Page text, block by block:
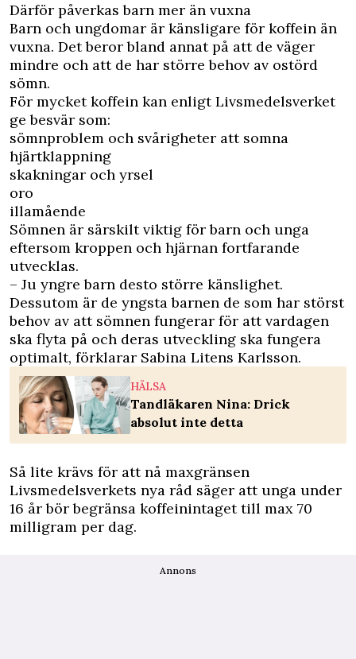
Därför påverkas barn mer än vuxna
Barn och ungdomar är känsligare för koffein än
vuxna. Det beror bland annat på att de väger
mindre och att de har större behov av ostörd
sömn.
För mycket koffein kan enligt Livsmedelsverket
ge besvär som:
sömnproblem och svårigheter att somna
hjärtklappning
skakningar och yrsel
oro
illamående
Sömnen är särskilt viktig för barn och unga
eftersom kroppen och hjärnan fortfarande
utvecklas.
– Ju yngre barn desto större känslighet.
Dessutom är de yngsta barnen de som har störst
behov av att sömnen fungerar för att vardagen
ska flyta på och deras utveckling ska fungera
optimalt, förklarar Sabina Litens Karlsson.
HÄLSA
Tandläkaren Nina: Drick
absolut inte detta
Så lite krävs för att nå maxgränsen
Livsmedelsverkets nya råd säger att unga under
16 år bör begränsa koffeinintaget till max 70
milligram per dag.
Annons